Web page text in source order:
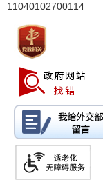
11040102700114